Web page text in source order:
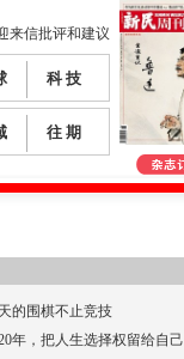
来信批评和建议
科 技
往 期
的围棋不止竞技
年，把人生选择权留给自己